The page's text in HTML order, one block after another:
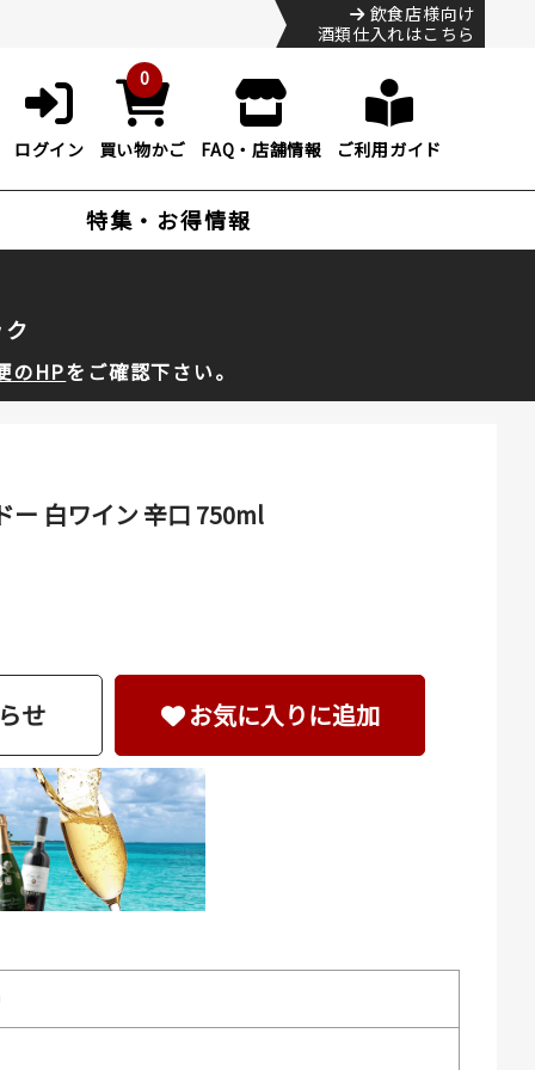
飲食店様向け
酒類仕入れはこちら
ログイン
0
買い物かご FAQ・店舗情報 ご利用ガイド
特集・お得情報
のHPをご確認下さい。
ー 白ワイン 辛口 750ml
せ お気に入りに追加